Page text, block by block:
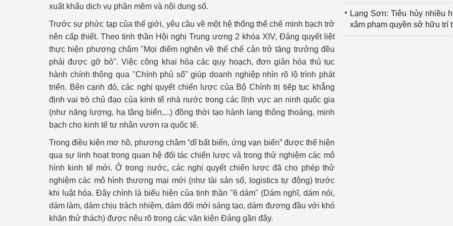
xuất khẩu dịch vụ phần mềm và nội dung số.
Trước sự phức tạp của thế giới, yêu cầu về một hệ thống thể chế minh bạch trở
nên cấp thiết. Theo tinh thần Hội nghị Trung ương 2 khóa XIV, Đảng quyết liệt
thực hiện phương châm "Mọi điểm nghẽn về thể chế cản trở tăng trưởng đều
phải được gỡ bỏ". Việc công khai hóa các quy hoạch, đơn giản hóa thủ tục
hành chính thông qua "Chính phủ số" giúp doanh nghiệp nhìn rõ lộ trình phát
triển. Bên cạnh đó, các nghị quyết chiến lược của Bộ Chính trị tiếp tục khẳng
định vai trò chủ đạo của kinh tế nhà nước trong các lĩnh vực an ninh quốc gia
(như năng lượng, hạ tầng biển,...) đồng thời tạo hành lang thông thoáng, minh
bạch cho kinh tế tư nhân vươn ra quốc tế.
Trong điều kiện mơ hồ, phương châm “dĩ bất biến, ứng vạn biến” được thể hiện
qua sự linh hoạt trong quan hệ đối tác chiến lược và trong thử nghiệm các mô
hình kinh tế mới. Ở trong nước, các nghị quyết chiến lược đã cho phép thử
nghiệm các mô hình thương mại mới (như tài sản số, logistics tự động) trước
khi luật hóa. Đây chính là biểu hiện của tinh thần "6 dám" (Dám nghĩ, dám nói,
dám làm, dám chịu trách nhiệm, dám đổi mới sáng tạo, dám đương đầu với khó
khăn thử thách) được nêu rõ trong các văn kiện Đảng gần đây.
Lạng Sơn: Tiêu hủy nhiều
xâm phạm quyền sở hữu trí